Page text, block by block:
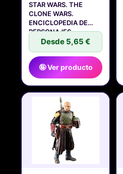
STAR WARS. THE
CLONE WARS.
ENCICLOPEDIA DE
PERSONAJES
Desde 5,65 €
🤪 Ver producto